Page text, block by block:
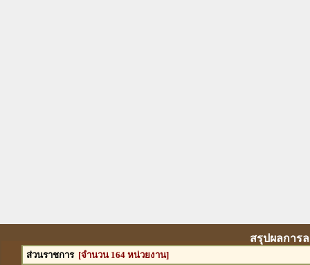
สรุปผลการ
ส่วนราชการ [จำนวน 164 หน่วยงาน]